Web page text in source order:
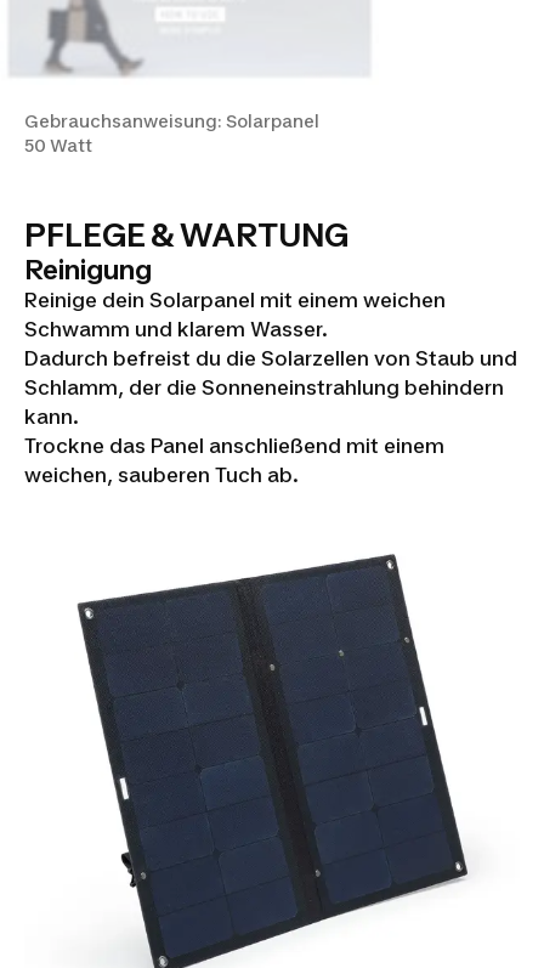
Gebrauchsanweisung: Solarpanel
50 Watt
PFLEGE & WARTUNG
Reinigung
Reinige dein Solarpanel mit einem weichen
Schwamm und klarem Wasser.
Dadurch befreist du die Solarzellen von Staub und
Schlamm, der die Sonneneinstrahlung behindern
kann.
Trockne das Panel anschließend mit einem
weichen, sauberen Tuch ab.